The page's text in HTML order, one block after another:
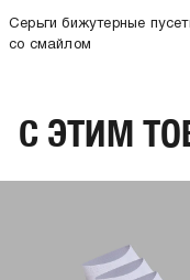
Серьги бижутерные
со смайлом
C ЭТИМ